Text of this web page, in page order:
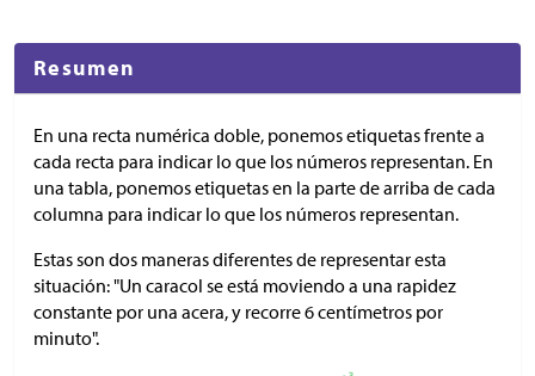
Resumen
En una recta numérica doble, ponemos etiquetas frente a
cada recta para indicar lo que los números representan. En
una tabla, ponemos etiquetas en la parte de arriba de cada
columna para indicar lo que los números representan.
Estas son dos maneras diferentes de representar esta
situación: "Un caracol se está moviendo a una rapidez
constante por una acera, y recorre 6 centímetros por
minuto".